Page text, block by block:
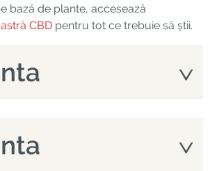
bază de plante, accesează
CBD pentru tot ce trebuie să știi.